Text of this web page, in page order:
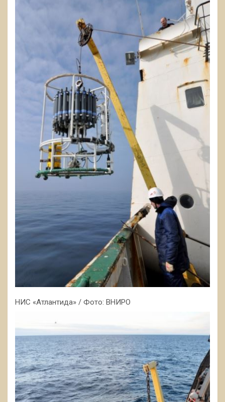
НИС «Атлантида» / Фото: ВНИРО